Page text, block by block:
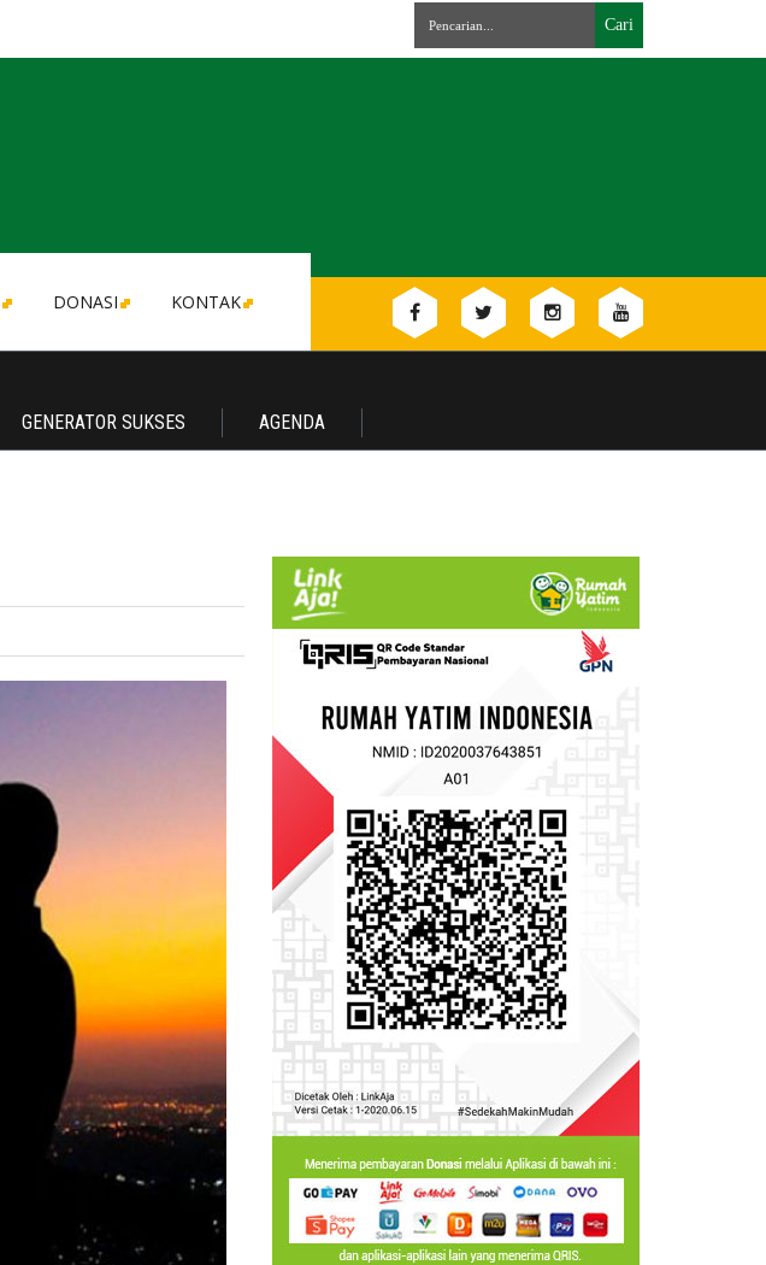
DONASI KONTAK
GENERATOR SUKSES AGENDA